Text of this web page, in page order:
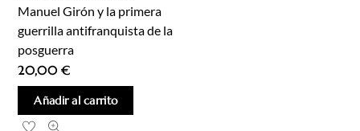
Manuel Girón y la primera
guerrilla antifranquista de la
posguerra
20,00€
Añadir al carrito